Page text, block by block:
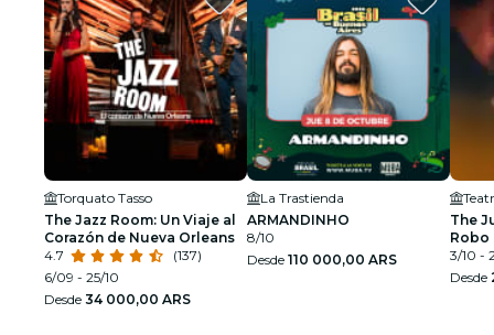
Torquato Tasso
The Jazz Room: Un Viaje al
Corazón de Nueva Orleans
4.7
(137)
6/09 - 25/10
Desde 34 000,00 ARS
La Trastienda
ARMANDINHO
8/10
Desde 110 000,00 ARS
The
Robo
3/10 -
Desde